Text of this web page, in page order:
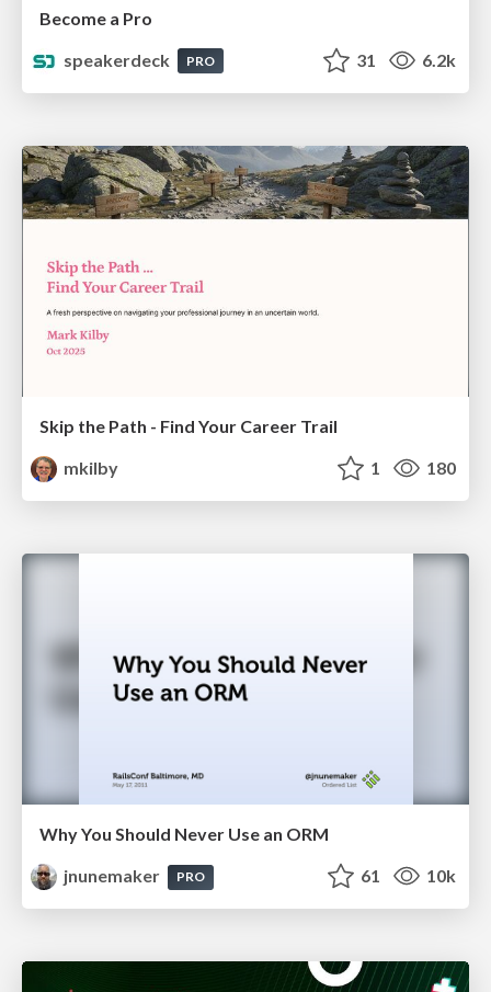
Become a Pro
speakerdeck
PRO 31 6.2k
Skip the Path - Find Your Career Trail
mkilby
1 180
Why You Should Never Use an ORM
jnunemaker
PRO 61 10k